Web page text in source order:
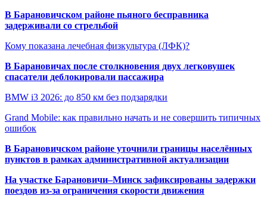
В Барановичском районе пьяного бесправника
задерживали со стрельбой
Кому показана лечебная физкультура (ЛФК)?
В Барановичах после столкновения двух легковушек
спасатели деблокировали пассажира
BMW i3 2026: до 850 км без подзарядки
Grand Mobile: как правильно начать и не совершить типичных
ошибок
В Барановичском районе уточнили границы населённых
пунктов в рамках административной актуализации
На участке Барановичи–Минск зафиксированы задержки
поездов из-за ограничения скорости движения